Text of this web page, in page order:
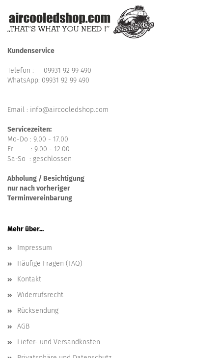
Kundenservice
Telefon : 09931 92 99 490
WhatsApp: 09931 92 99 490
Email : info@aircooledshop.com
Servicezeiten:
Mo-Do : 9.00 - 17.00
Fr : 9.00 - 12.00
Sa-So : geschlossen
Abholung / Besichtigung
nur nach vorheriger
Terminvereinbarung
Mehr über...
Impressum
Häufige Fragen (FAQ)
Kontakt
Widerrufsrecht
Rücksendung
AGB
Liefer- und Versandkosten